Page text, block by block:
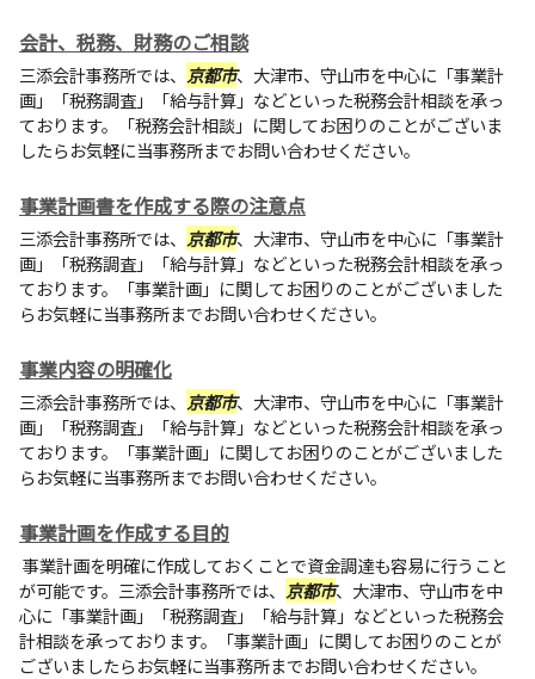
会計、税務、財務のご相談
三添会計事務所では、 京都市、大津市、守山市を中心に「事業計
画」「税務調査」「給与計算」などといった税務会計相談を承っ
ております。「税務会計相談」に関してお困りのことがございま
したらお気軽に当事務所までお問い合わせください。
事業計画書を作成する際の注意点
三添会計事務所では、 京都市、大津市、守山市を中心に「事業計
画」「税務調査」「給与計算」などといった税務会計相談を承っ
ております。「事業計画」に関してお困りのことがございました
らお気軽に当事務所までお問い合わせください。
事業内容の明確化
三添会計事務所では、 京都市、大津市、守山市を中心に「事業計
画」「税務調査」「給与計算」などといった税務会計相談を承っ
ております。「事業計画」に関してお困りのことがございました
らお気軽に当事務所までお問い合わせください。
事業計画を作成する目的
事業計画を明確に作成しておくことで資金調達も容易に行うこと
が可能です。 三添会計事務所では、 京都市、大津市、守山市を中
心に「事業計画」「税務調査」「給与計算」などといった税務会
計相談を承っております。「事業計画」に関してお困りのことが
ございましたらお気軽に当事務所までお問い合わせください。